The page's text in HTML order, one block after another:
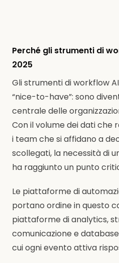
Perché gli strumenti di
2025
Gli strumenti di workflow
“nice-to-have”: sono
centrale delle
Con il volume dei dati che
i team che si affidano a
scollegati, la necessità di
ha raggiunto un punto
Le piattaforme di
portano ordine in questo
piattaforme di analytics,
comunicazione e
cui ogni evento attiva